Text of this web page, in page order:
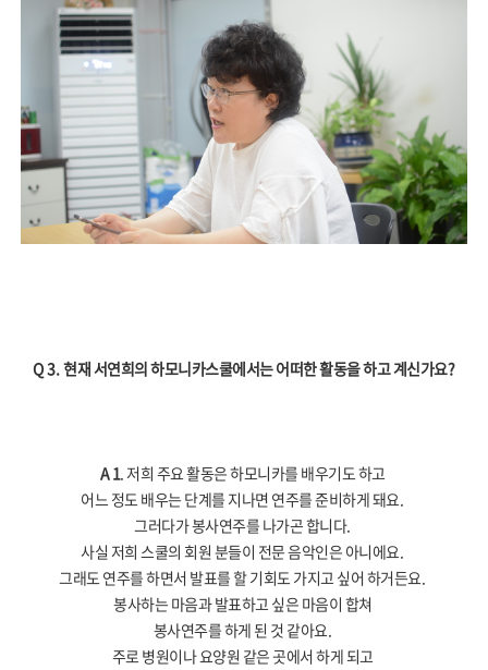
Q 3.현재 서연희의 하모니카스쿨에서는 어떠한 활동을 하고 계신가요?
A 1. 저희 주요 활동은 하모니카를 배우기도 하고
어느 정도 배우는 단계를 지나면 연주를 준비하게 돼요.
그러다가 봉사연주를 나가곤 합니다.
사실 저희 스쿨의 회원 분들이 전문 음악인은 아니에요.
그래도 연주를 하면서 발표를 할 기회도 가지고 싶어 하거든요.
봉사하는 마음과 발표하고 싶은 마음이 합쳐
봉사연주를 하게 된 것 같아요.
주로 병원이나 요양원 같은 곳에서 하게 되고